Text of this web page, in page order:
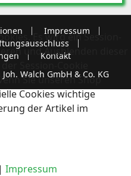
Impressum
Kontakt
Walch GmbH & Co. KG
Es wird ein Session-
und Ausblenden dieser
Session-Cookie
Sie unseren Shop
Cookies wichtige
der Artikel im
| Impressum